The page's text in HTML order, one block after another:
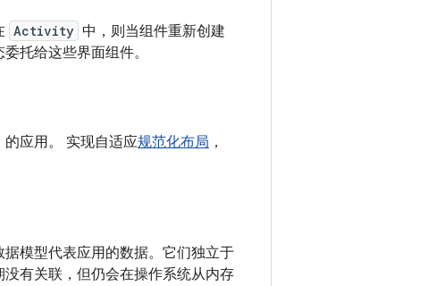
Activity 中，则当组件重新创建
托给这些界面组件。
应用。 实现自适应规范化布局 ，
模型代表应用的数据。它们独立于
有关联，但仍会在操作系统从内存